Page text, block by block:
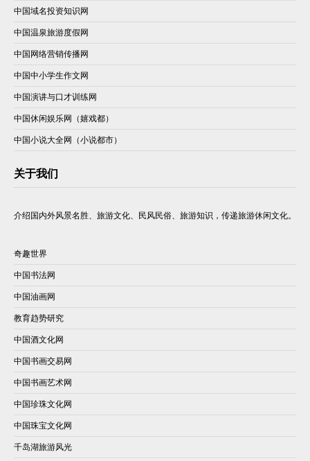
中国域名投资知识网
中国温泉旅游度假网
中国网络营销传播网
中国中小学生作文网
中国演讲与口才训练网
中国休闲娱乐网（嬉戏都）
中国小说大全网（小说都市）
关于我们
介绍国内外风景名胜、旅游文化、民风民俗、旅游知识，传递旅游休闲文化。
奇趣世界
中国书法网
中国油画网
教育趋势研究
中国酒文化网
中国书画交易网
中国书画艺术网
中国珍珠文化网
中国珠宝文化网
千岛湖旅游风光